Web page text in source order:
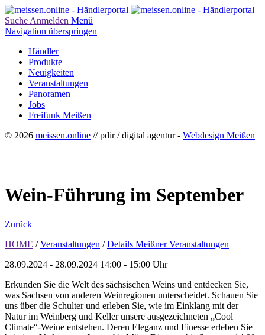
Suche Anmelden Menü
Navigation überspringen
Händler
Produkte
Neuigkeiten
Veranstaltungen
Panoramen
Jobs
Freifunk Meißen
© 2026 meissen.online // pdir / digital agentur - Webdesign Meißen
Wein-Führung im September
Zurück
HOME / Veranstaltungen / Details Meißner Veranstaltungen
28.09.2024 - 28.09.2024 14:00 - 15:00 Uhr
Erkunden Sie die Welt des sächsischen Weins und entdecken Sie,
was Sachsen von anderen Weinregionen unterscheidet. Schauen Sie
uns über die Schulter und erleben Sie, wie im Einklang mit der
Natur im Weinberg und Keller unsere ausgezeichneten „Cool
Climate“-Weine entstehen. Deren Eleganz und Finesse erleben Sie